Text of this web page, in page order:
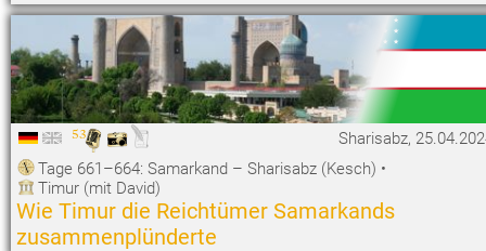
53
Sharisabz,
Tage 661–664: Samarkand – Sharisabz (Kesch) •
Timur (mit David)
Wie Timur die Reichtümer Samarkands
zusammenplünderte